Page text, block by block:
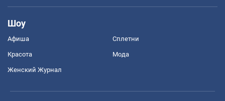
Шоу
Афиша Сплетни
Красота Мода
Женский Журнал